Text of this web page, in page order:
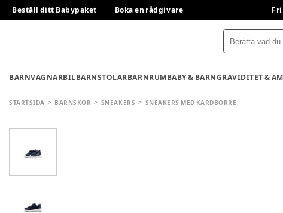
Beställ ditt Babypaket Boka en rådgivare
BARNVAGNARBILBARNSTOLARBARNRUMBABY & BARNGRAVIDITET &
STARTSIDA BARNSKOR SNEAKERS SNEAKERS MED KARDBORRE